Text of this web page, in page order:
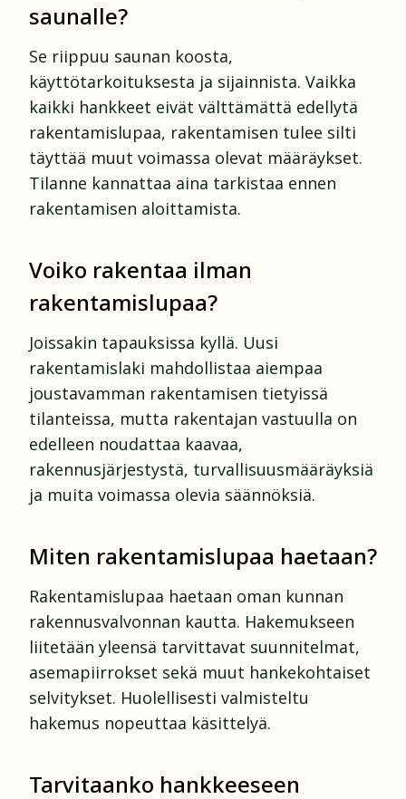
saunalle?
Se riippuu saunan koosta,
käyttötarkoituksesta ja sijainnista. Vaikka
kaikki hankkeet eivät välttämättä edellytä
rakentamislupaa, rakentamisen tulee silti
täyttää muut voimassa olevat määräykset.
Tilanne kannattaa aina tarkistaa ennen
rakentamisen aloittamista.
Voiko rakentaa ilman
rakentamislupaa?
Joissakin tapauksissa kyllä. Uusi
rakentamislaki mahdollistaa aiempaa
joustavamman rakentamisen tietyissä
tilanteissa, mutta rakentajan vastuulla on
edelleen noudattaa kaavaa,
rakennusjärjestystä, turvallisuusmääräyksiä
ja muita voimassa olevia säännöksiä.
Miten rakentamislupaa haetaan?
Rakentamislupaa haetaan oman kunnan
rakennusvalvonnan kautta. Hakemukseen
liitetään yleensä tarvittavat suunnitelmat,
asemapiirrokset sekä muut hankekohtaiset
selvitykset. Huolellisesti valmisteltu
hakemus nopeuttaa käsittelyä.
Tarvitaanko hankkeeseen